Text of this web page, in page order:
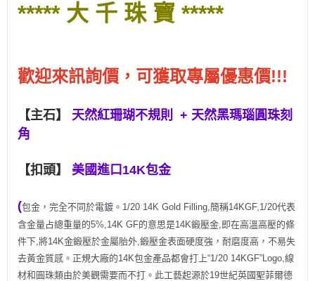
***** 大 千 珠 寶 *****
歡迎來訊詢價，可獲取專屬優惠價!!!
【主石】
天然紅珊瑚不規則 + 天然黑瑪瑙圓珠刻
角
【扣頭】 美國進口14K包金
(包金，完全不同於電鍍。1/20 14K Gold Filling,簡稱14KGF,1/20代表
含金量占總重量的5%,14K GF的意思是14K鍛壓金,即在高溫高壓的條
件下,將14K金鍛壓於金屬胎外,鍛壓金表面硬度強，耐磨度高，不易失
去黃金質感。正規大廠的14K包金產品都會打上“1/20 14KGF”Logo,線
材和圓珠類由於美觀需要而不打。此工藝起源於19世紀英國聖菲爾德